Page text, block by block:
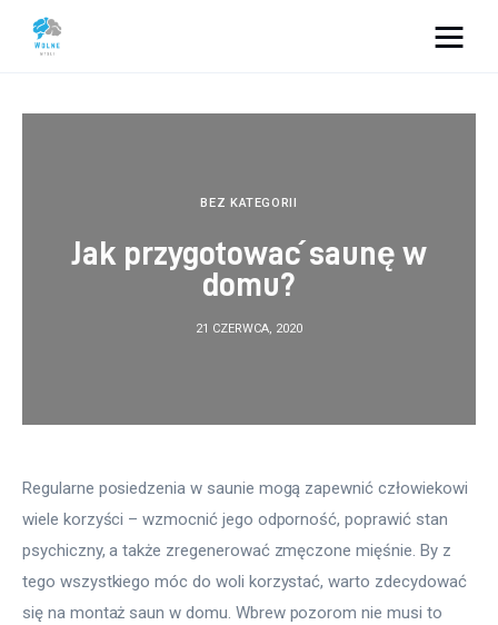
Dom i ogród
Więcej
BEZ KATEGORII
Jak przygotować saunę w
domu?
21 CZERWCA, 2020
Regularne posiedzenia w saunie mogą zapewnić człowiekowi
wiele korzyści – wzmocnić jego odporność, poprawić stan
psychiczny, a także zregenerować zmęczone mięśnie. By z
tego wszystkiego móc do woli korzystać, warto zdecydować
się na montaż saun w domu. Wbrew pozorom nie musi to